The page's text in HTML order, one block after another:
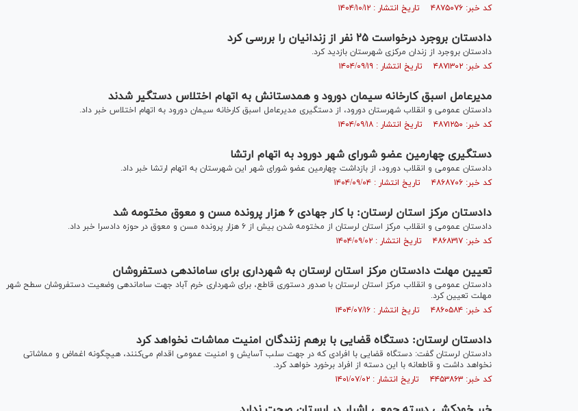
کد خبر: ۴۸۷۵۰۷۶ تاریخ انتشار : ۱۴۰۴/۱۰/۱۲
دادستان بروجرد درخواست ۲۵ نفر از زندانیان را بررسی کرد
دادستان بروجرد از زندان مرکزی شهرستان بازدید کرد.
کد خبر: ۴۸۷۱۳۰۲ تاریخ انتشار : ۱۴۰۴/۰۹/۱۹
مدیرعامل اسبق کارخانه سیمان دورود و همدستانش به اتهام اختلاس دستگیر شدند
دادستان عمومی و انقلاب شهرستان دورود، از دستگیری مدیرعامل اسبق کارخانه سیمان دورود به اتهام اختلاس خبر داد.
کد خبر: ۴۸۷۱۲۵۰ تاریخ انتشار : ۱۴۰۴/۰۹/۱۸
دستگیری چهارمین عضو شورای شهر دورود به اتهام ارتشا
دادستان عمومی و انقلاب دورود، از بازداشت چهارمین عضو شورای شهر این شهرستان به اتهام ارتشا خبر داد.
کد خبر: ۴۸۶۸۷۰۶ تاریخ انتشار : ۱۴۰۴/۰۹/۰۴
دادستان مرکز استان لرستان: با کار جهادی ۶ هزار پرونده مسن و معوق مختومه شد
دادستان عمومی و انقلاب مرکز استان لرستان از مختومه شدن بیش از ۶ هزار پرونده مسن و معوق در حوزه دادسرا خبر داد.
کد خبر: ۴۸۶۸۳۱۷ تاریخ انتشار : ۱۴۰۴/۰۹/۰۲
تعیین مهلت دادستان مرکز استان لرستان به شهرداری برای ساماندهی دستفروشان
دادستان عمومی و انقلاب مرکز استان لرستان با صدور دستوری قاطع، برای شهرداری خرم آباد جهت ساماندهی وضعیت دستفروشان سطح شهر
مهلت تعیین کرد.
کد خبر: ۴۸۶۰۵۸۴ تاریخ انتشار : ۱۴۰۴/۰۷/۱۶
دادستان لرستان: دستگاه قضایی با برهم زنندگان امنیت مماشات نخواهد کرد
دادستان لرستان گفت: دستگاه قضایی با افرادی که در جهت سلب آسایش و امنیت عمومی اقدام می‌کنند، هیچگونه اغماض و مماشاتی
نخواهد داشت و قاطعانه با این دسته از افراد برخورد خواهد کرد.
کد خبر: ۴۴۵۳۸۶۳ تاریخ انتشار : ۱۴۰۱/۰۷/۰۲